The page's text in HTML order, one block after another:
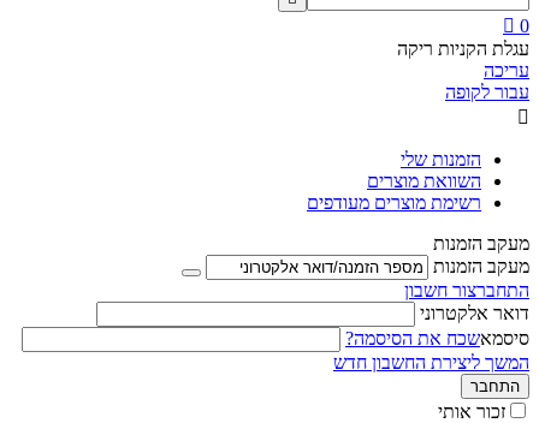
0

עגלת הקניות ריקה
עריכה
עבור לקופה

הזמנות שלי
השוואת מוצרים
רשימת מוצרים מעודפים
מעקב הזמנות
מעקב הזמנות
התחברצור חשבון
דואר אלקטרוני
סיסמאשכח את הסיסמה?
המשך ליצירת החשבון חדש
התחבר
זכור אותי